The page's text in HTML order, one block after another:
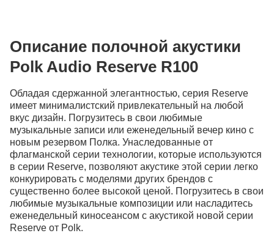
Описание полочной акустики
Polk Audio Reserve R100
Обладая сдержанной элегантностью, серия Reserve
имеет минималистский привлекательный на любой
вкус дизайн. Погрузитесь в свои любимые
музыкальные записи или еженедельный вечер кино с
новым резервом Полка. Унаследованные от
флагманской серии технологии, которые используются
в серии Reserve, позволяют акустике этой серии легко
конкурировать с моделями других брендов с
существенно более высокой ценой. Погрузитесь в свои
любимые музыкальные композиции или насладитесь
еженедельный киносеансом с акустикой новой серии
Reserve от Polk.
Город
Адрес
Продолжить покупки